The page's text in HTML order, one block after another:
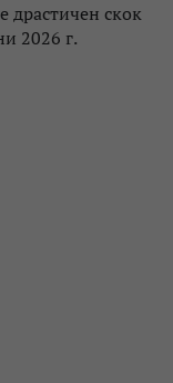
драстичен скок
2026 г.